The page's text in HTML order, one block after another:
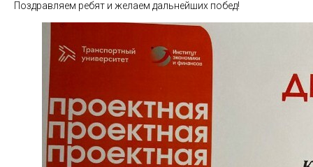
Поздравляем ребят и желаем дальнейших побед!